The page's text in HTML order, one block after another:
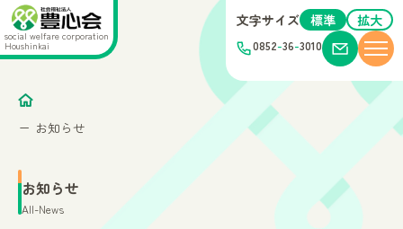
social welfare corporation
Houshinkai
文字サイズ 標準 拡大
0852-36-3010
お知らせ
お知らせ
All-News